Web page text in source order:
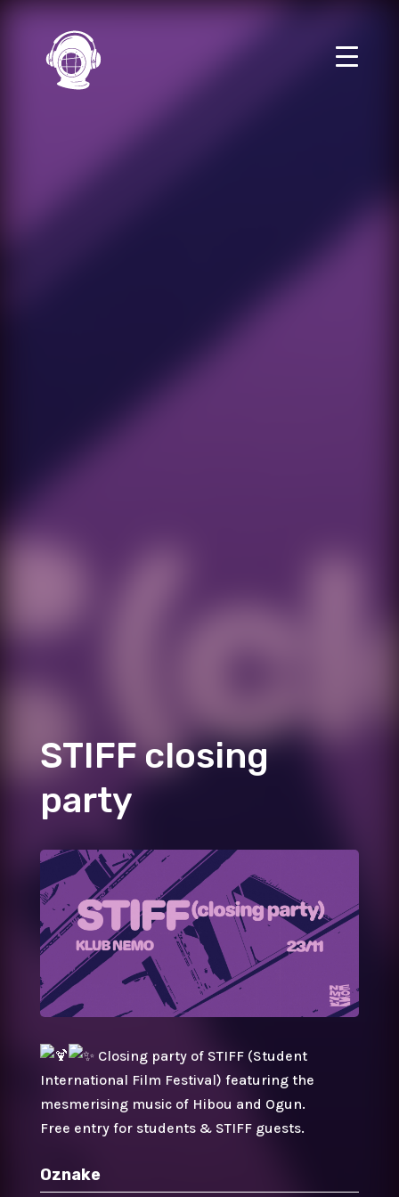
STIFF closing
party
Closing party of STIFF (Student
International Film Festival) featuring the
mesmerising music of Hibou and Ogun.
Free entry for students & STIFF guests.
Oznake